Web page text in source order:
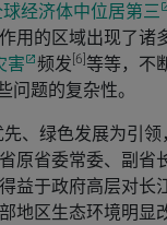
经济体中位居第三
用的区域出现了诸
害 频发 [6] 等等，不
问题的复杂性。
先、绿色发展为引
原省委常委、副
益于政府高层对长
地区生态环境明显